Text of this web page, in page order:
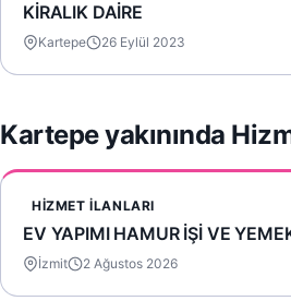
KİRALIK DAİRE
Kartepe 26 Eylül 2023
Kartepe yakınında
HIZMET İLANLARI
EV YAPIMI HAMUR İŞİ VE
İzmit 2 Ağustos 2026